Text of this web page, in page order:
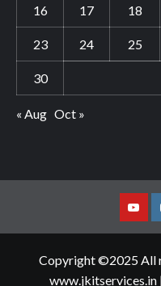
16 17 18
23 24 25
30
« Aug Oct »
Copyright ©2025 All
www.jkitservices.in